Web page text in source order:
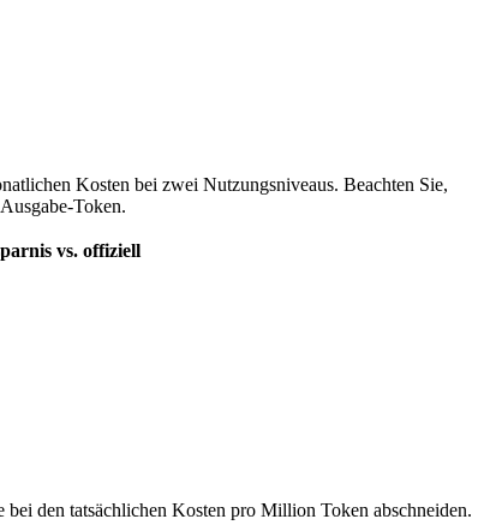
Kosten bei zwei Nutzungsniveaus. Beachten Sie,
Token.
vs. offiziell
den tatsächlichen Kosten pro Million Token abschneiden.